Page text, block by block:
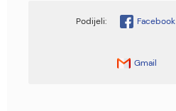
Facebook
Gmail